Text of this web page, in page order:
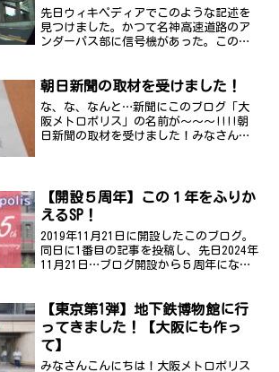
先日ウィキペディアでこのような記述を
見つけました。かつて名神高速道路のア
ンダーパス部に信号機があった。この本
ので歩行者用の信号機が設置されてい
た。しかし千里丘陵部と江坂...
朝日新聞の取材を受けました！
な、な、なんと…新聞にこのブログ「大
阪メトロポリス」の名前が～～～!!!!朝
日新聞の取材を受けました！みなさんこ
し、（約一か月前で...
【開設５周年】この１年をふりか
えるSP！
2019年11月21日に開設したこのブログ。
同日に1番目の記事を投稿し、先日2024年
11月21日…ブログ開設から５周年になり
りがとうございます。みなさんのおかげ
でこ...
【東京第1弾】地下鉄博物館に行
ってきました！【大阪にも作っ
て】
みなさんこんにちは！大阪メトロポリス